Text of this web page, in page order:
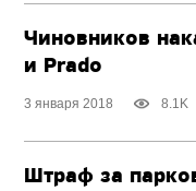
Чиновников
и Prado
3 января 2018 8.1K
Штраф за